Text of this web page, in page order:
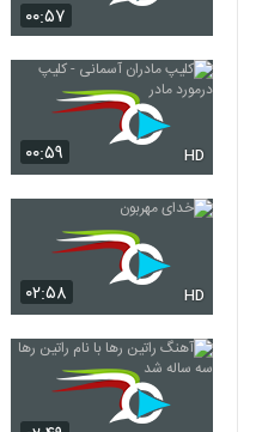
۰۰:۵۷
۰۰:۵۹ HD
۰۲:۵۸ HD